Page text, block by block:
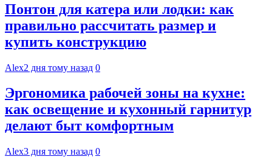
Понтон для катера или лодки: как
правильно рассчитать размер и
купить конструкцию
Alex2 дня тому назад 0
Эргономика рабочей зоны на кухне:
как освещение и кухонный гарнитур
делают быт комфортным
Alex3 дня тому назад 0